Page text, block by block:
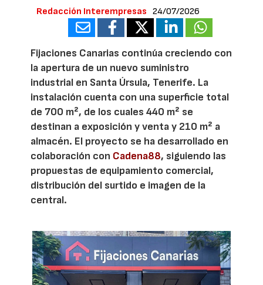
Redacción Interempresas 24/07/2026
Fijaciones Canarias continúa creciendo con
la apertura de un nuevo suministro
industrial en Santa Úrsula, Tenerife. La
instalación cuenta con una superficie total
de 700 m², de los cuales 440 m² se
destinan a exposición y venta y 210 m² a
almacén. El proyecto se ha desarrollado en
colaboración con Cadena88, siguiendo las
propuestas de equipamiento comercial,
distribución del surtido e imagen de la
central.